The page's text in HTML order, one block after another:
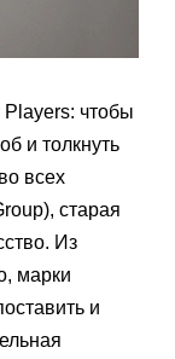
чтобы
и толкнуть
всех
старая
Из
марки
и